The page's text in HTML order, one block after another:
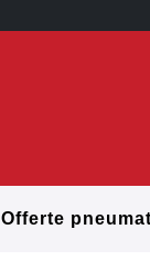
Offerte